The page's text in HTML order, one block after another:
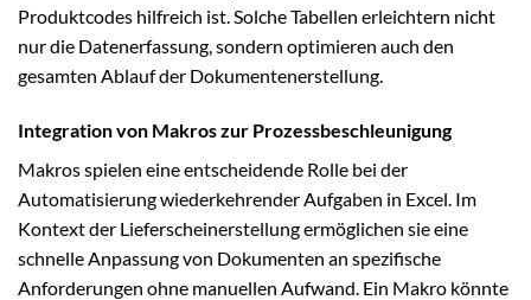
Produktcodes hilfreich ist. Solche Tabellen erleichtern nicht
nur die Datenerfassung, sondern optimieren auch den
gesamten Ablauf der Dokumentenerstellung.
Integration von Makros zur Prozessbeschleunigung
Makros spielen eine entscheidende Rolle bei der
Automatisierung wiederkehrender Aufgaben in Excel. Im
Kontext der Lieferscheinerstellung ermöglichen sie eine
schnelle Anpassung von Dokumenten an spezifische
Anforderungen ohne manuellen Aufwand. Ein Makro könnte